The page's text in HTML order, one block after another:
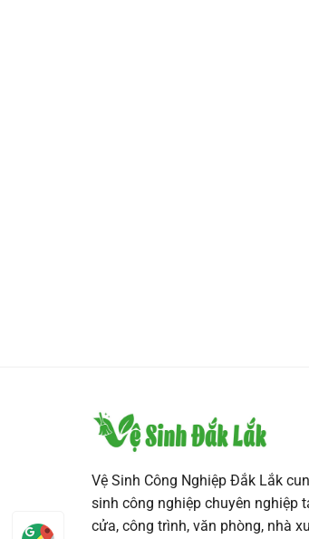
Vệ Sinh Công Nghiệp Đắk Lắk
sinh công nghiệp chuyên nghiệp
cửa, công trình, văn phòng, nhà